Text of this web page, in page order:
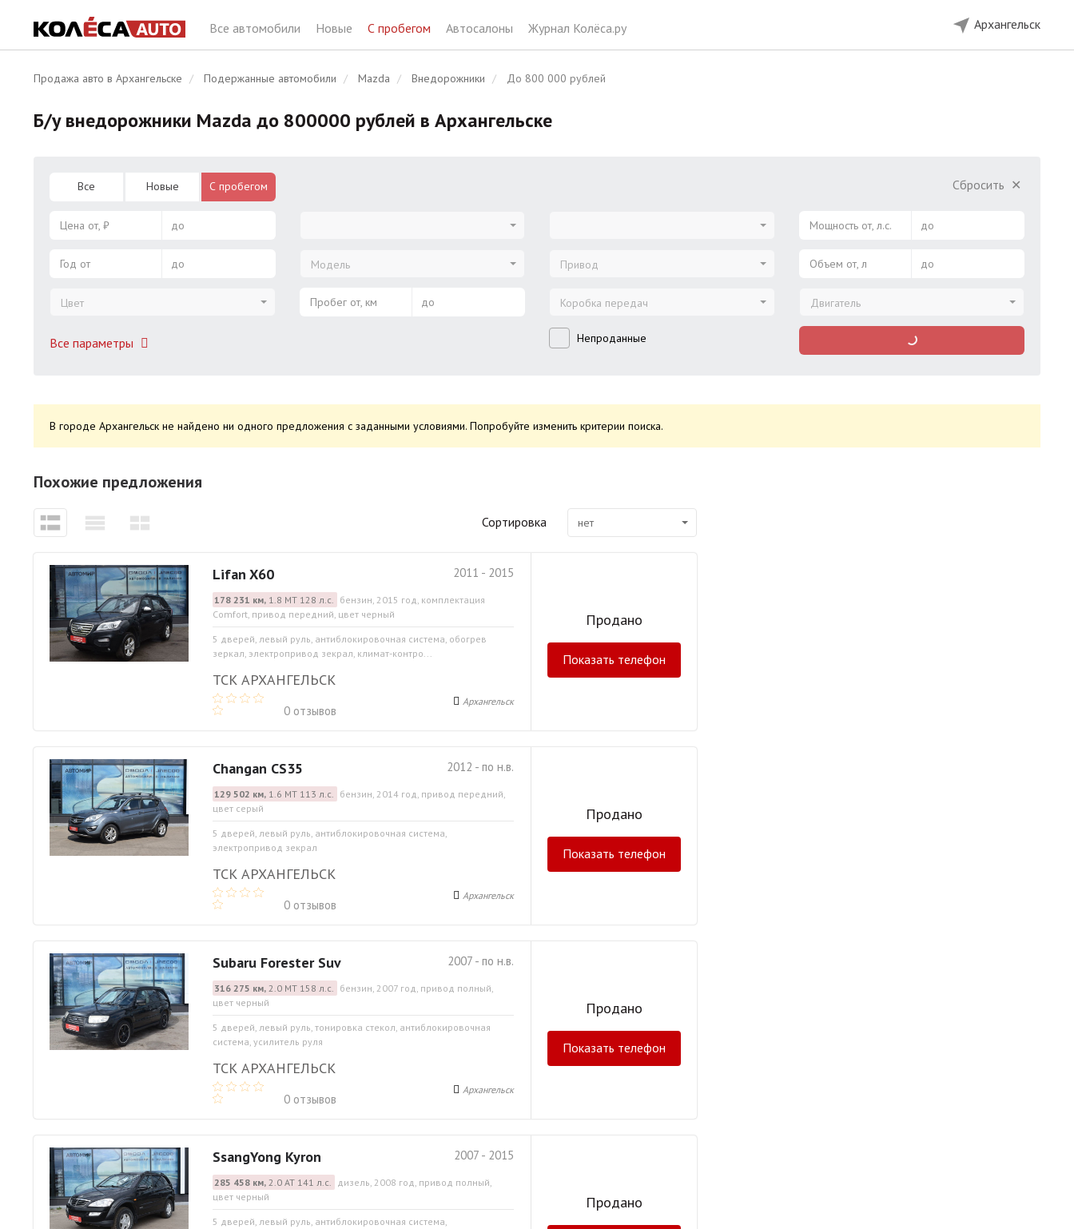
Все автомобили Новые С пробегом Автосалоны Журнал Колёса.ру Архангельск
Продажа авто в Архангельске Подержанные автомобили Mazda Внедорожники До 800 000 рублей
Б/у внедорожники Mazda до 800000 рублей в Архангельске
Все Новые С пробегом
Цена от, ₽ до
Год от до
Цвет
Все параметры
Модель
Пробег от, км до
Привод
Коробка передач
Непроданные
Сбросить ✕
Мощность от, л.с. до
Объем от, л до
Двигатель
В городе Архангельск не найдено ни одного предложения с заданными условиями. Попробуйте изменить критерии поиска.
Похожие предложения
Сортировка нет
2011 - 2015
Lifan X60
178 231 км,1.8 МТ 128 л.с. бензин, 2015 год, комплектация
Comfort, привод передний, цвет черный
5 дверей, левый руль, антиблокировочная система, обогрев
зеркал, электропривод зекрал, климат-контро...
ТСК АРХАНГЕЛЬСК
0 отзывов
Архангельск
Продано
Показать телефон
2012 - по н.в.
Changan CS35
129 502 км,1.6 МТ 113 л.с. бензин, 2014 год, привод передний,
цвет серый
5 дверей, левый руль, антиблокировочная система,
электропривод зекрал
ТСК АРХАНГЕЛЬСК
0 отзывов
Архангельск
Продано
Показать телефон
2007 - по н.в.
Subaru Forester Suv
316 275 км,2.0 МТ 158 л.с. бензин, 2007 год, привод полный,
цвет черный
5 дверей, левый руль, тонировка стекол, антиблокировочная
система, усилитель руля
ТСК АРХАНГЕЛЬСК
0 отзывов
Архангельск
Продано
Показать телефон
2007 - 2015
SsangYong Kyron
285 458 км,2.0 АТ 141 л.с. дизель, 2008 год, привод полный,
цвет черный
5 дверей, левый руль, антиблокировочная система,
Продано